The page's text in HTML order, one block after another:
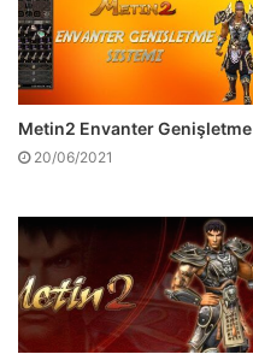
Metin2 Envanter Genişletme
20/06/2021